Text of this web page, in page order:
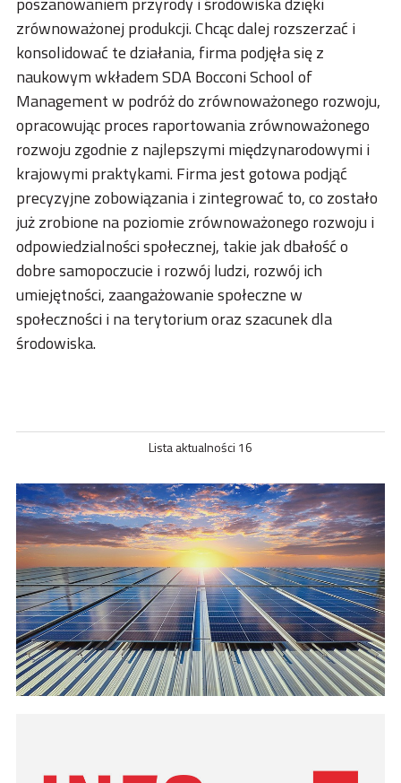
ACADEMY
NAJWAŻNIEJSZE MOMENTY
KONTAKTY
POBIERANIE
zrównoważonej produkcji. Chcąc dalej rozszerzać i
konsolidować te działania, firma podjęła się z
naukowym wkładem SDA Bocconi School of
Management w podróż do zrównoważonego rozwoju,
opracowując proces raportowania zrównoważonego
rozwoju zgodnie z najlepszymi międzynarodowymi i
krajowymi praktykami. Firma jest gotowa podjąć
precyzyjne zobowiązania i zintegrować to, co zostało
już zrobione na poziomie zrównoważonego rozwoju i
odpowiedzialności społecznej, takie jak dbałość o
dobre samopoczucie i rozwój ludzi, rozwój ich
umiejętności, zaangażowanie społeczne w
społeczności i na terytorium oraz szacunek dla
środowiska.
Lista aktualności 16